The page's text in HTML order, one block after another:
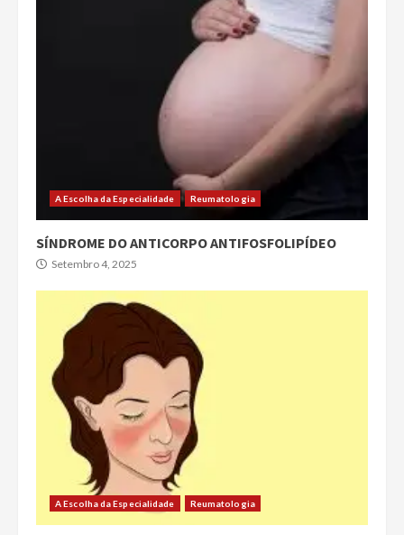
A Escolha da Especialidade Reumatologia
SÍNDROME DO ANTICORPO ANTIFOSFOLIPÍDEO
Setembro 4, 2025
A Escolha da Especialidade Reumatologia